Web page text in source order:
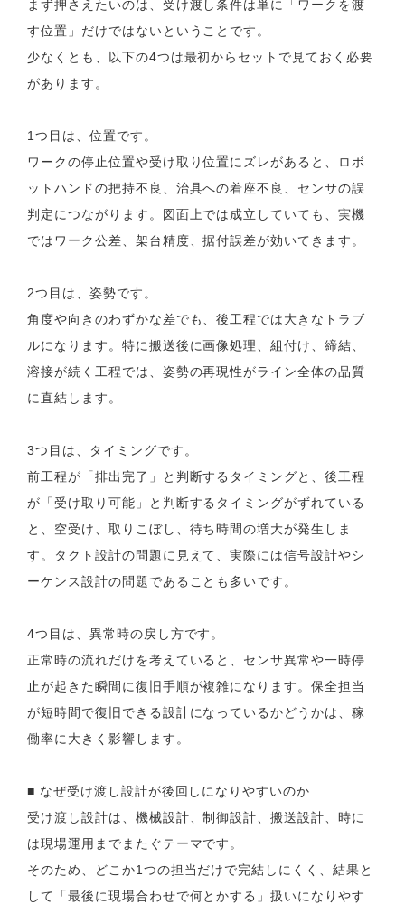
まず押さえたいのは、受け渡し条件は単に「ワークを渡
す位置」だけではないということです。
少なくとも、以下の4つは最初からセットで見ておく必要
があります。
1つ目は、位置です。
ワークの停止位置や受け取り位置にズレがあると、ロボ
ットハンドの把持不良、治具への着座不良、センサの誤
判定につながります。図面上では成立していても、実機
ではワーク公差、架台精度、据付誤差が効いてきます。
2つ目は、姿勢です。
角度や向きのわずかな差でも、後工程では大きなトラブ
ルになります。特に搬送後に画像処理、組付け、締結、
溶接が続く工程では、姿勢の再現性がライン全体の品質
に直結します。
3つ目は、タイミングです。
前工程が「排出完了」と判断するタイミングと、後工程
が「受け取り可能」と判断するタイミングがずれている
と、空受け、取りこぼし、待ち時間の増大が発生しま
す。タクト設計の問題に見えて、実際には信号設計やシ
ーケンス設計の問題であることも多いです。
4つ目は、異常時の戻し方です。
正常時の流れだけを考えていると、センサ異常や一時停
止が起きた瞬間に復旧手順が複雑になります。保全担当
が短時間で復旧できる設計になっているかどうかは、稼
働率に大きく影響します。
■ なぜ受け渡し設計が後回しになりやすいのか
受け渡し設計は、機械設計、制御設計、搬送設計、時に
は現場運用までまたぐテーマです。
そのため、どこか1つの担当だけで完結しにくく、結果と
して「最後に現場合わせで何とかする」扱いになりやす